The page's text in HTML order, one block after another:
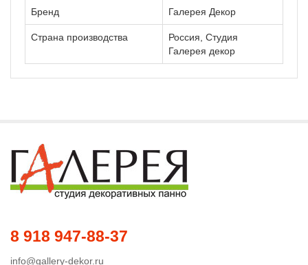
Бренд Галерея Декор
Страна производства
Россия, Студия
Галерея декор
8 918 947-88-37
info@gallery-dekor.ru